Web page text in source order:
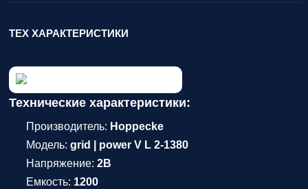
ТЕХ ХАРАКТЕРИСТИКИ
Технические характеристики:
Производитель: Hoppecke
Модель: grid | power V L 2-1380
Напряжение: 2В
Емкость: 1200